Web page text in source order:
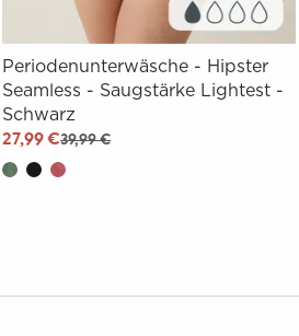
Periodenunterwäsche - Hipster
Seamless - Saugstärke Lightest -
Schwarz
27,99 €39,99 €